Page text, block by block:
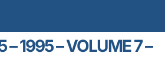
– 1995 – VOLUME 7 –